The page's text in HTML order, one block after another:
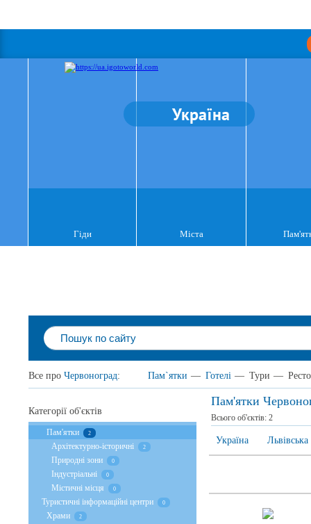
Україна
Гіди Міста
Все про Червоноград: Пам`ятки — Готелі — Тури —
Пам'ятки
Всього об'єктів: 2
Україна Львівська
Категорії об'єктів
Пам'ятки 2
Архітектурно-історичні 2
Природні зони 0
Індустріальні 0
Містичні місця 0
Туристичні інформаційні центри 0
Храми 2